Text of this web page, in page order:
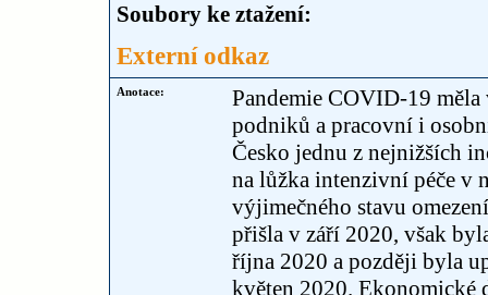
Soubory ke ztažení:
Externí odkaz
Anotace:
Pandemie COVID-19
podniků a pracovní i
Česko jednu z nejnižších
na lůžka intenzivní péče v
výjimečného stavu
přišla v září 2020, však
října 2020 a později byla
květen 2020. Ekonomické